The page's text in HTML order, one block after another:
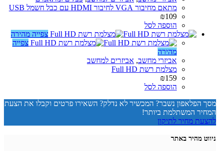
מתאם מחיבור VGA לחיבור HDMI עם כבל חשמל USB
₪109
הוספה לסל
צפייה מהירה
צפייה
מהירה
אביזרי מחשב, אביזרים למחשב
מצלמת רשת Full HD
₪159
הוספה לסל
מסך הפלאפון נשבר? המכשיר לא נדלק? השאירו פרטים וקבלו את הצעת
המחיר המשתלמת ביותר!
להצעת מחיר לתיקון
ניווט מהיר באתר